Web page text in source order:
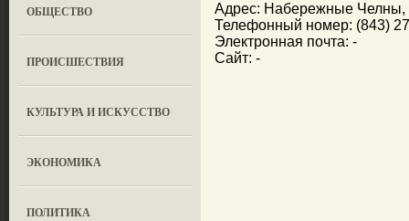
ОБЩЕСТВО
ПРОИСШЕСТВИЯ
КУЛЬТУРА И ИСКУССТВО
ЭКОНОМИКА
ПОЛИТИКА
Адрес: Набережные Челны,
Телефонный номер: (843)
Электронная почта: -
Сайт: -